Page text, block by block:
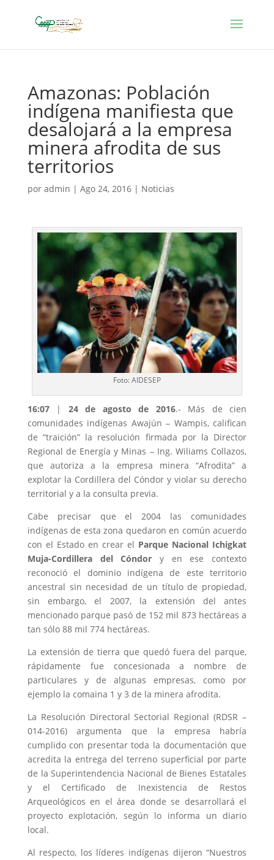
Amazonas: Población
indígena manifiesta que
desalojará a la empresa
minera afrodita de sus
territorios
por admin | Ago 24, 2016| Noticias
Foto: AIDESEP
16:07| 24 de agosto de 2016.- Más de cien
comunidades indígenas Awajún – Wampis, califican
de “traición” la resolución firmada por la Director
Regional de Energía y Minas – Ing. Wiliams Collazos,
que autoriza a la empresa minera “Afrodita” a
explotar la Cordillera del Cóndor y violar su derecho
territorial y a la consulta previa.
Cabe precisar que el 2004 las comunidades
indígenas de esta zona quedaron en común acuerdo
con el Estado en crear el Parque Nacional Ichigkat
Muja-Cordillera del Cóndor y en ese contexto
reconoció el dominio indígena de este territorio
ancestral sin necesidad de un título de propiedad,
sin embargo, el 2007, la extensión del antes
mencionado parque pasó de 152 mil 873 hectáreas a
tan sólo 88 mil 774 hectáreas.
La extensión de tierra que quedó fuera del parque,
rápidamente fue concesionada a nombre de
particulares y de algunas empresas, como por
ejemplo la comaina 1 y 3 de la minera afrodita.
La Resolución Directoral Sectorial Regional (RDSR –
014-2016) argumenta que la empresa habría
cumplido con presentar toda la documentación que
acredita la entrega del terreno superficial por parte
de la Superintendencia Nacional de Bienes Estatales
y el Certificado de Inexistencia de Restos
Arqueológicos en el área donde se desarrollará el
proyecto explotación, según lo informa un diario
local.
Al respecto, los líderes indígenas dijeron “Nuestros